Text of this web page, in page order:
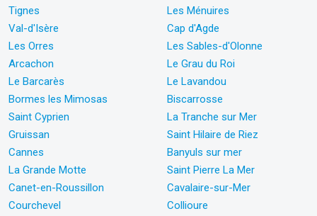
Tignes
Les Ménuires
Val-d'Isère
Cap d'Agde
Les Orres
Les Sables-d'Olonne
Arcachon
Le Grau du Roi
Le Barcarès
Le Lavandou
Bormes les Mimosas
Biscarrosse
Saint Cyprien
La Tranche sur Mer
Gruissan
Saint Hilaire de Riez
Cannes
Banyuls sur mer
La Grande Motte
Saint Pierre La Mer
Canet-en-Roussillon
Cavalaire-sur-Mer
Courchevel
Collioure